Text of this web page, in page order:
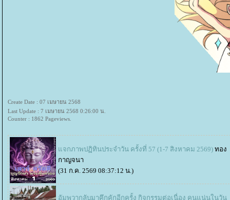
Create Date : 07 เมษายน 2568
Last Update : 7 เมษายน 2568 0:26:00 น.
Counter : 1862 Pageviews.
จกภาพปฏิทินประจำวัน ครั้งที่ 57 (1-7 สิงหาคม 2569) ทอง
กาญจนา
(31 ก.ค. 2569 08:37:12 น.)
อัมพวากลับมาคึกคักอีกครั้ง กิจกรรมต่อเนื่อง คนแน่นในวัน